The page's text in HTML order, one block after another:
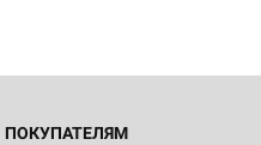
ПОКУПАТЕЛЯМ